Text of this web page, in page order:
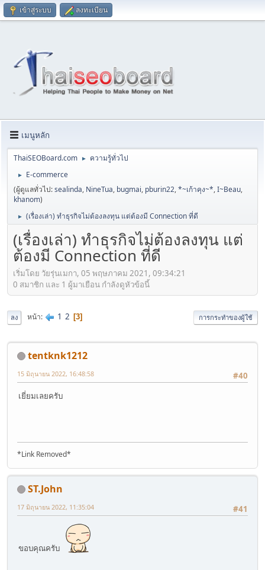
เข้าสู่ระบบ ลงทะเบียน
เมนูหลัก
ThaiSEOBoard.com ► ความรู้ทั่วไป
►
E-commerce
(ผู้ดูแลทั่วไป:sealinda, NineTua, bugmai, pburin22,*~เก้าคุง~*,I~Beau,
khanom)
► (เรื่องเล่า) ทำธุรกิจไม่ต้องลงทุน แต่ต้องมี Connection ที่ดี
(เรื่องเล่า) ทำธุรกิจไม่ต้องลงทุน แต่
ต้องมี Connection ที่ดี
เริ่มโดย วัยรุ่นเมกา, 05 พฤษภาคม 2021, 09:34:21
0 สมาชิก และ 1 ผู้มาเยือน กำลังดูหัวข้อนี้
ลง หน้า 1 2 3 การกระทำของผู้ใช้
tentknk1212
#40
15 มิถุนายน 2022, 16:48:58
เยี่ยมเลยครับ
*Link Removed*
ST.John
#41
17 มิถุนายน 2022, 11:35:04
ขอบคุณครับ